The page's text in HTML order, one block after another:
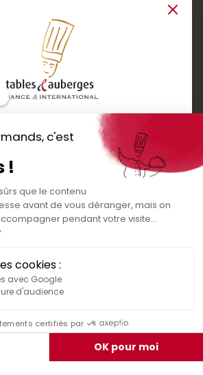
personnel
légales
des données
de vente
Close
gratuite !
plans et découvertes
à vivre en famille et entre
amis